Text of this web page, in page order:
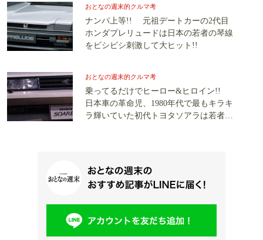
おとなの週末的クルマ考
ナンパ上等!! 元祖デートカーの2代目
ホンダプレリュードは日本の若者の琴線
をビシビシ刺激して大ヒット!!
おとなの週末的クルマ考
乗ってるだけでヒーロー&ヒロイン!!
日本車の革命児、1980年代で最もキラキ
ラ輝いていた初代トヨタソアラは若者に